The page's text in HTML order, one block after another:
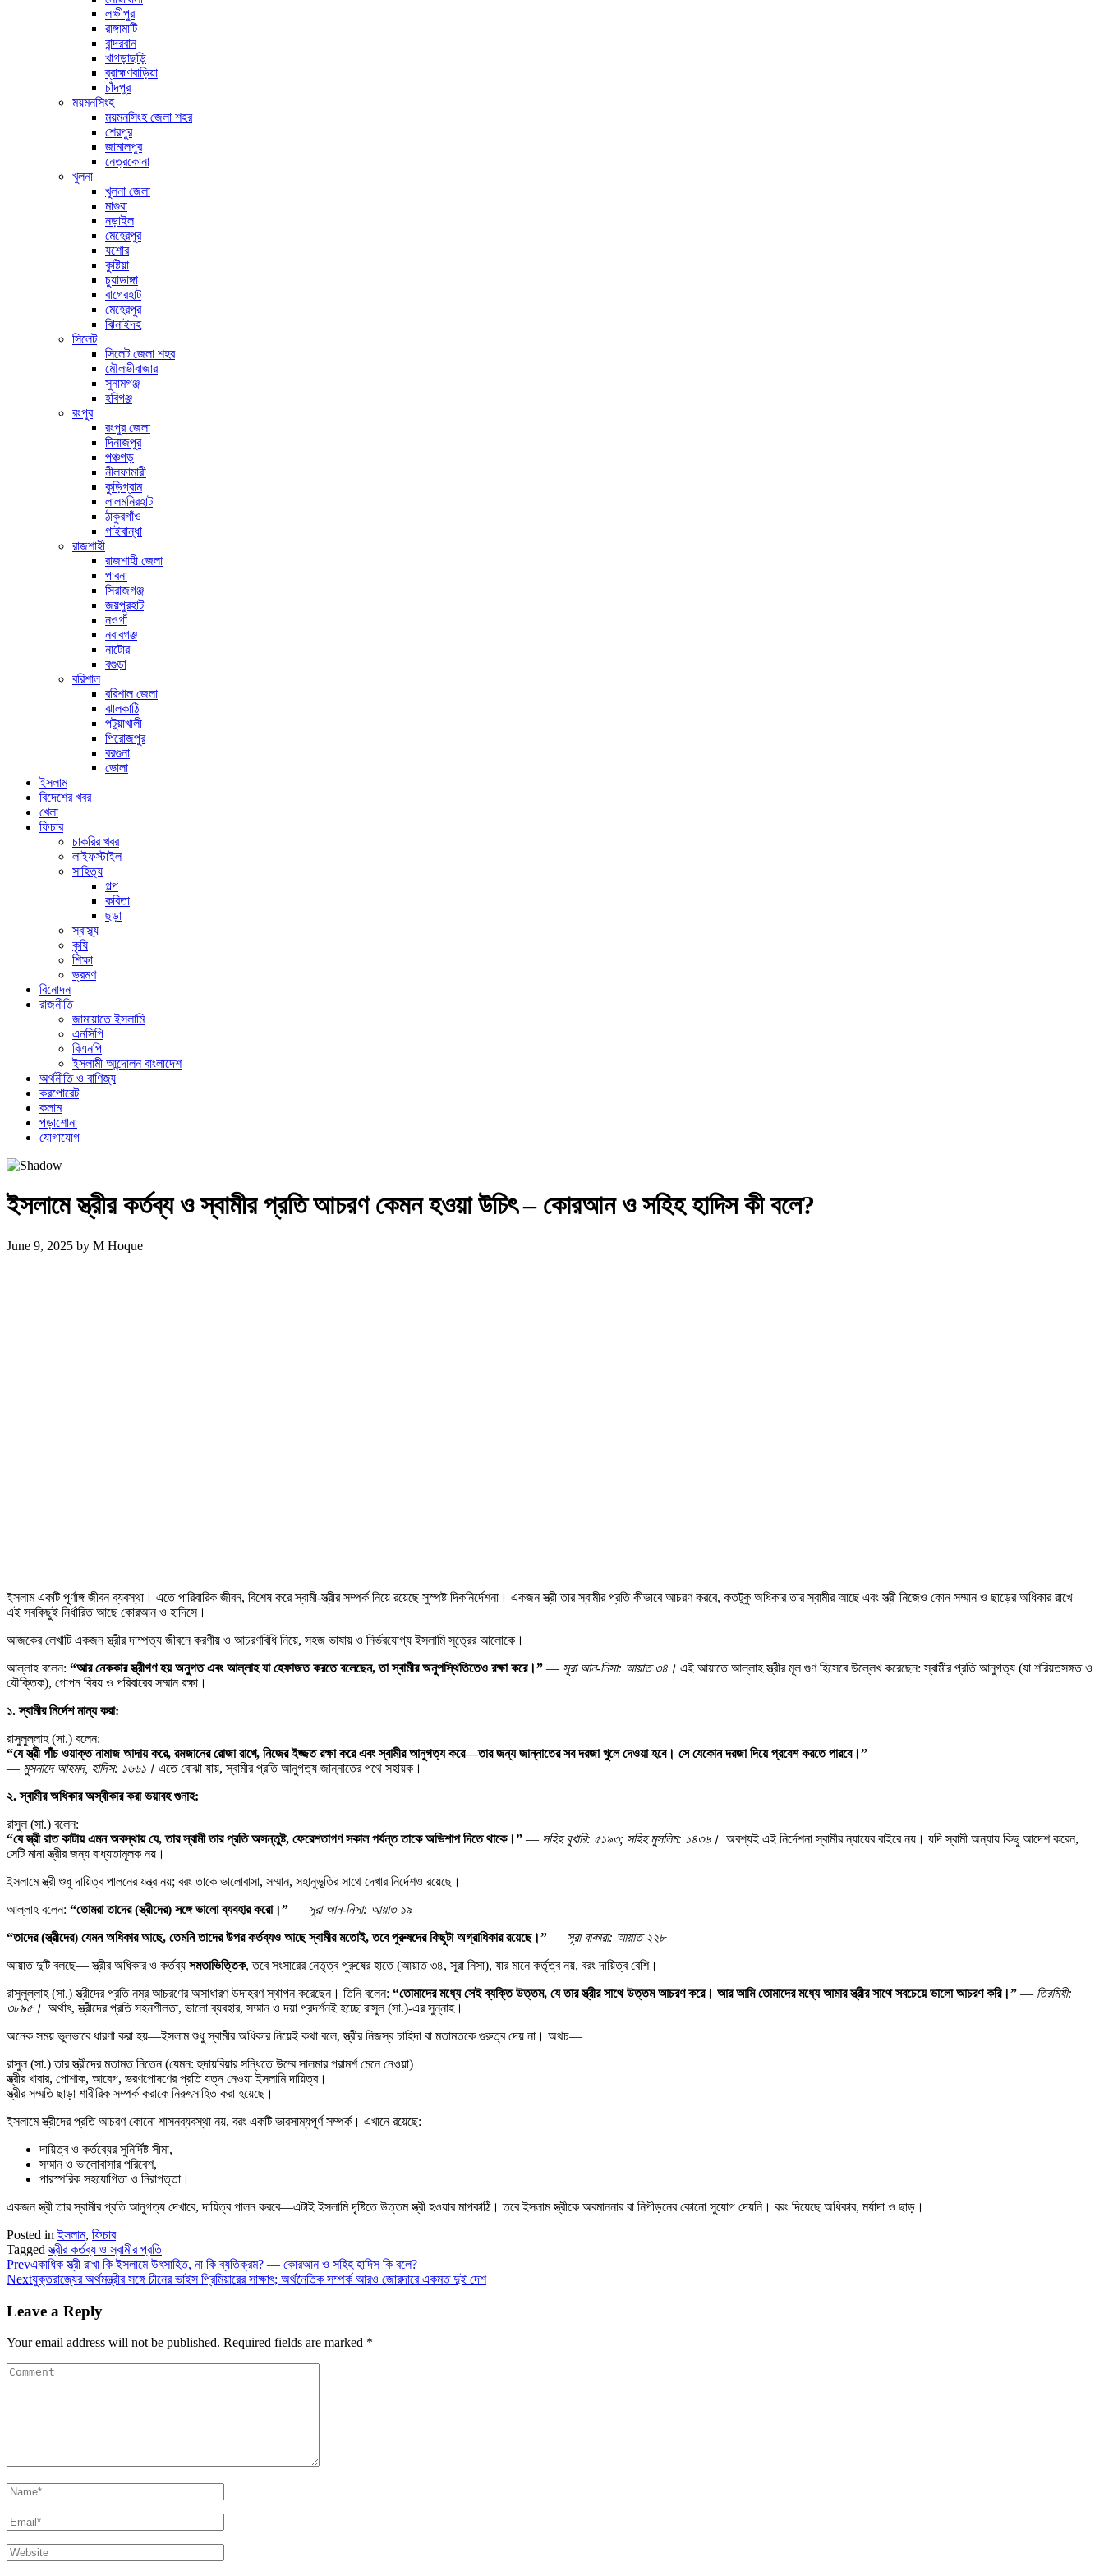
লক্ষীপুর
রাঙ্গামাটি
বান্দরবান
খাগড়াছড়ি
ব্রাহ্মণবাড়িয়া
চাঁদপুর
ময়মনসিংহ
ময়মনসিংহ জেলা শহর
শেরপুর
জামালপুর
নেত্রকোনা
খুলনা
খুলনা জেলা
মাগুরা
নড়াইল
মেহেরপুর
যশোর
কুষ্টিয়া
চুয়াডাঙ্গা
বাগেরহাট
মেহেরপুর
ঝিনাইদহ
সিলেট
সিলেট জেলা শহর
মৌলভীবাজার
সুনামগঞ্জ
হবিগঞ্জ
রংপুর
রংপুর জেলা
দিনাজপুর
পঞ্চগড়
নীলফামারী
কুড়িগ্রাম
লালমনিরহাট
ঠাকুরগাঁও
গাইবান্ধা
রাজশাহী
রাজশাহী জেলা
পাবনা
সিরাজগঞ্জ
জয়পুরহাট
নওগাঁ
নবাবগঞ্জ
নাটোর
বগুড়া
বরিশাল
বরিশাল জেলা
ঝালকাঠি
পটুয়াখালী
পিরোজপুর
বরগুনা
ভোলা
ইসলাম
বিদেশের খবর
খেলা
ফিচার
চাকরির খবর
লাইফস্টাইল
সাহিত্য
গল্প
কবিতা
ছড়া
স্বাস্থ্য
কৃষি
শিক্ষা
ভ্রমণ
বিনোদন
রাজনীতি
জামায়াতে ইসলামি
এনসিপি
বিএনপি
ইসলামী আন্দোলন বাংলাদেশ
অর্থনীতি ও বাণিজ্য
করপোরেট
কলাম
পড়াশোনা
যোগাযোগ
ইসলামে স্ত্রীর কর্তব্য ও স্বামীর প্রতি আচরণ কেমন হওয়া উচিৎ – কোরআন ও সহিহ হাদিস কী বলে?
June 9, 2025 by M Hoque
ইসলাম একটি পূর্ণাঙ্গ জীবন ব্যবস্থা। এতে পারিবারিক জীবন, বিশেষ করে স্বামী-স্ত্রীর সম্পর্ক নিয়ে রয়েছে সুস্পষ্ট দিকনির্দেশনা। একজন স্ত্রী তার স্বামীর প্রতি কীভাবে আচরণ করবে, কতটুকু অধিকার তার স্বামীর আছে এবং স্ত্রী নিজেও কোন সম্মান ও ছাড়ের অধিকার রাখে—
এই সবকিছুই নির্ধারিত আছে কোরআন ও হাদিসে।
আজকের লেখাটি একজন স্ত্রীর দাম্পত্য জীবনে করণীয় ও আচরণবিধি নিয়ে, সহজ ভাষায় ও নির্ভরযোগ্য ইসলামি সূত্রের আলোকে।
আল্লাহ বলেন: “আর নেককার স্ত্রীগণ হয় অনুগত এবং আল্লাহ যা হেফাজত করতে বলেছেন,তা স্বামীর অনুপস্থিতিতেও রক্ষা করে।” — সূরাআন-নিসা: আয়াত৩৪। এই আয়াতে আল্লাহ স্ত্রীর মূল গুণ হিসেবে উল্লেখ করেছেন: স্বামীর প্রতি আনুগত্য (যা শরিয়তসঙ্গত ও
যৌক্তিক), গোপন বিষয় ও পরিবারের সম্মান রক্ষা।
১.স্বামীর নির্দেশ মান্য করা:
রাসুলুল্লাহ (সা.) বলেন:
“যে স্ত্রী পাঁচ ওয়াক্ত নামাজ আদায় করে, রমজানের রোজা রাখে, নিজের ইজ্জত রক্ষা করে এবং স্বামীর আনুগত্য করে—তার জন্য জান্নাতের সব দরজা খুলে দেওয়া হবে। সে যেকোন দরজা দিয়ে প্রবেশ করতে পারবে।”
— মুসনাদে আহমদ, হাদিস: ১৬৬১। এতে বোঝা যায়, স্বামীর প্রতি আনুগত্য জান্নাতের পথে সহায়ক।
২.স্বামীর অধিকার অস্বীকার করা ভয়াবহ গুনাহ:
রাসুল (সা.) বলেন:
“যে স্ত্রী রাত কাটায় এমন অবস্থায় যে,তার স্বামী তার প্রতি অসন্তুষ্ট, ফেরেশতাগণ সকাল পর্যন্ত তাকে অভিশাপ দিতে থাকে।” — সহিহবুখারি: ৫১৯৩; সহিহমুসলিম: ১৪৩৬। অবশ্যই এই নির্দেশনা স্বামীর ন্যায়ের বাইরে নয়। যদি স্বামী অন্যায় কিছু আদেশ করেন,
সেটি মানা স্ত্রীর জন্য বাধ্যতামূলক নয়।
ইসলামে স্ত্রী শুধু দায়িত্ব পালনের যন্ত্র নয়; বরং তাকে ভালোবাসা, সম্মান, সহানুভূতির সাথে দেখার নির্দেশও রয়েছে।
আল্লাহ বলেন: “তোমরা তাদের(স্ত্রীদের) সঙ্গে ভালো ব্যবহার করো।” — সূরাআন-নিসা: আয়াত১৯
“তাদের(স্ত্রীদের) যেমন অধিকার আছে, তেমনি তাদের উপর কর্তব্যও আছে স্বামীর মতোই,তবে পুরুষদের কিছুটা অগ্রাধিকার রয়েছে।” — সূরাবাকারা: আয়াত২২৮
আয়াত দুটি বলছে— স্ত্রীর অধিকার ও কর্তব্য সমতাভিত্তিক, তবে সংসারের নেতৃত্ব পুরুষের হাতে (আয়াত ৩৪, সূরা নিসা), যার মানে কর্তৃত্ব নয়, বরং দায়িত্ব বেশি।
রাসুলুল্লাহ (সা.) স্ত্রীদের প্রতি নম্র আচরণের অসাধারণ উদাহরণ স্থাপন করেছেন। তিনি বলেন: “তোমাদের মধ্যে সেই ব্যক্তি উত্তম, যে তার স্ত্রীর সাথে উত্তম আচরণ করে। আর আমি তোমাদের মধ্যে আমার স্ত্রীর সাথে সবচেয়ে ভালো আচরণ করি।” — তিরমিযী:
৩৮৯৫। অর্থাৎ, স্ত্রীদের প্রতি সহনশীলতা, ভালো ব্যবহার, সম্মান ও দয়া প্রদর্শনই হচ্ছে রাসুল (সা.)-এর সুন্নাহ।
অনেক সময় ভুলভাবে ধারণা করা হয়—ইসলাম শুধু স্বামীর অধিকার নিয়েই কথা বলে, স্ত্রীর নিজস্ব চাহিদা বা মতামতকে গুরুত্ব দেয় না। অথচ—
রাসুল (সা.) তার স্ত্রীদের মতামত নিতেন (যেমন: হুদায়বিয়ার সন্ধিতে উম্মে সালমার পরামর্শ মেনে নেওয়া)
স্ত্রীর খাবার, পোশাক, আবেগ, ভরণপোষণের প্রতি যত্ন নেওয়া ইসলামি দায়িত্ব।
স্ত্রীর সম্মতি ছাড়া শারীরিক সম্পর্ক করাকে নিরুৎসাহিত করা হয়েছে।
ইসলামে স্ত্রীদের প্রতি আচরণ কোনো শাসনব্যবস্থা নয়, বরং একটি ভারসাম্যপূর্ণ সম্পর্ক। এখানে রয়েছে:
দায়িত্ব ও কর্তব্যের সুনির্দিষ্ট সীমা,
সম্মান ও ভালোবাসার পরিবেশ,
পারস্পরিক সহযোগিতা ও নিরাপত্তা।
একজন স্ত্রী তার স্বামীর প্রতি আনুগত্য দেখাবে, দায়িত্ব পালন করবে—এটাই ইসলামি দৃষ্টিতে উত্তম স্ত্রী হওয়ার মাপকাঠি। তবে ইসলাম স্ত্রীকে অবমাননার বা নিপীড়নের কোনো সুযোগ দেয়নি। বরং দিয়েছে অধিকার, মর্যাদা ও ছাড়।
Posted inইসলাম, ফিচার
Taggedস্ত্রীর কর্তব্য ও স্বামীর প্রতি
Prevএকাধিক স্ত্রী রাখা কি ইসলামে উৎসাহিত, না কি ব্যতিক্রম? — কোরআন ও সহিহ হাদিস কি বলে?
Nextযুক্তরাজ্যের অর্থমন্ত্রীর সঙ্গে চীনের ভাইস প্রিমিয়ারের সাক্ষাৎ; অর্থনৈতিক সম্পর্ক আরও জোরদারে একমত দুই দেশ
Leave a Reply
Your email address will not be published. Required fields are marked *